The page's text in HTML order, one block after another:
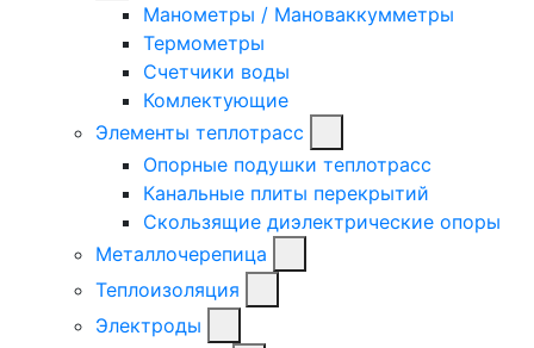
Манометры / Мановаккумметры
Термометры
Счетчики воды
Комлектующие
Элементы теплотрасс
Опорные подушки теплотрасс
Канальные плиты перекрытий
Скользящие диэлектрические опоры
Металлочерепица
Теплоизоляция
Электроды